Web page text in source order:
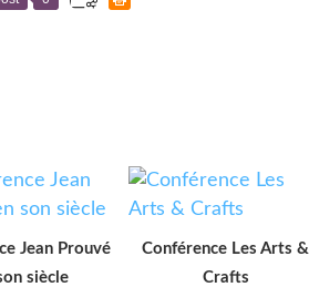
Jean Prouvé
siècle
Conférence Les Arts &
Crafts